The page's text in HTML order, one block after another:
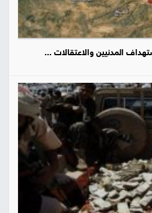
المدنيين والاعتقالات ...